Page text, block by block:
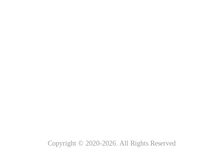
Copyright © 2020-2026. All Rights Reserved